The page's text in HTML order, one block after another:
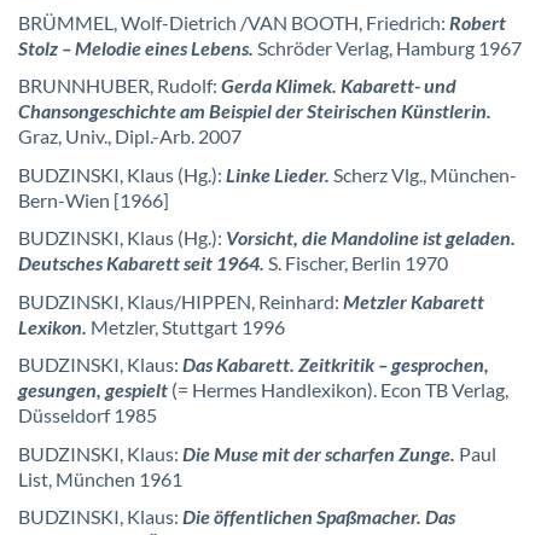
BRÜMMEL, Wolf-Dietrich /VAN BOOTH, Friedrich: Robert
Stolz – Melodie eines Lebens. Schröder Verlag, Hamburg 1967
BRUNNHUBER, Rudolf: Gerda Klimek. Kabarett- und
Chansongeschichte am Beispiel der Steirischen Künstlerin.
Graz, Univ., Dipl.-Arb. 2007
BUDZINSKI, Klaus (Hg.): Linke Lieder. Scherz Vlg., München-
Bern-Wien [1966]
BUDZINSKI, Klaus (Hg.): Vorsicht, die Mandoline ist geladen.
Deutsches Kabarett seit 1964. S. Fischer, Berlin 1970
BUDZINSKI, Klaus/HIPPEN, Reinhard: Metzler Kabarett
Lexikon. Metzler, Stuttgart 1996
BUDZINSKI, Klaus: Das Kabarett. Zeitkritik – gesprochen,
gesungen, gespielt (= Hermes Handlexikon). Econ TB Verlag,
Düsseldorf 1985
BUDZINSKI, Klaus: Die Muse mit der scharfen Zunge. Paul
List, München 1961
BUDZINSKI, Klaus: Die öffentlichen Spaßmacher. Das